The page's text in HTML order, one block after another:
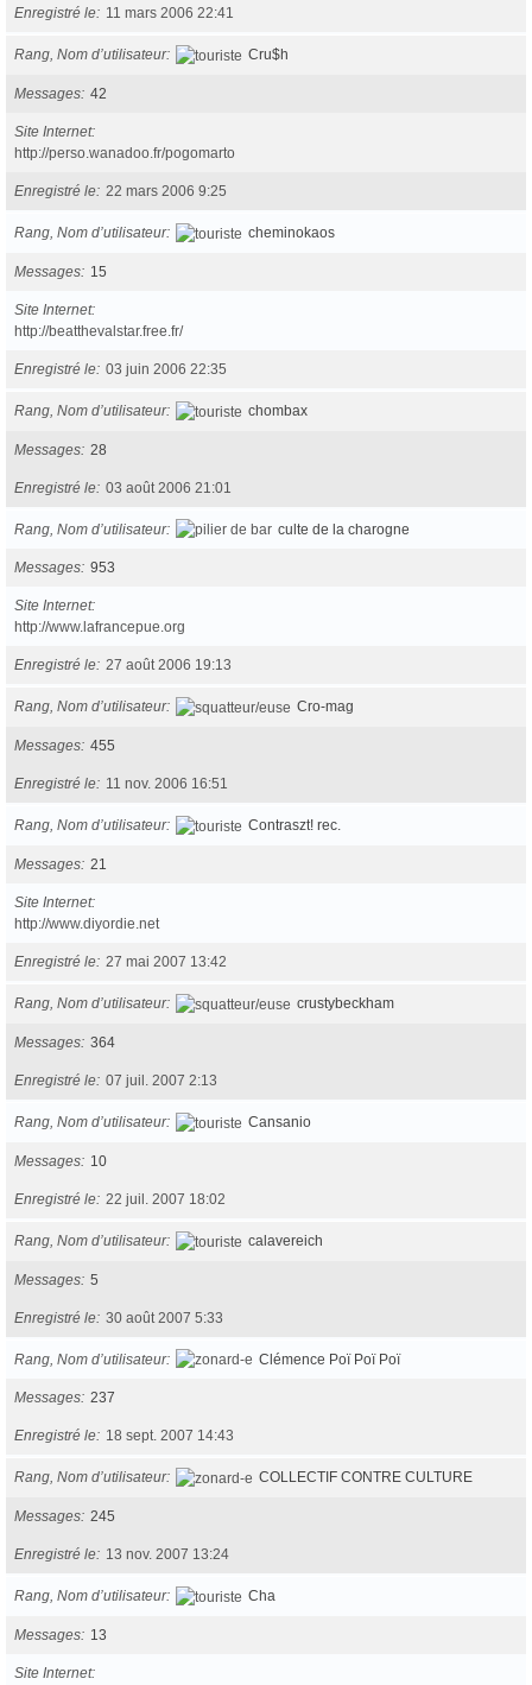
Enregistré le 11 mars 2006 22:41
Rang, Nom d’utilisateur Cru$h
Messages 42
Site Internet
http://perso.wanadoo.fr/pogomarto
Enregistré le 22 mars 2006 9:25
Rang, Nom d’utilisateur cheminokaos
Messages 15
Site Internet
http://beatthevalstar.free.fr/
Enregistré le 03 juin 2006 22:35
Rang, Nom d’utilisateur chombax
Messages 28
Enregistré le 03 août 2006 21:01
Rang, Nom d’utilisateur culte de la charogne
Messages 953
Site Internet
http://www.lafrancepue.org
Enregistré le 27 août 2006 19:13
Rang, Nom d’utilisateur Cro-mag
Messages 455
Enregistré le 11 nov. 2006 16:51
Rang, Nom d’utilisateur Contraszt! rec.
Messages 21
Site Internet
http://www.diyordie.net
Enregistré le 27 mai 2007 13:42
Rang, Nom d’utilisateur crustybeckham
Messages 364
Enregistré le 07 juil. 2007 2:13
Rang, Nom d’utilisateur Cansanio
Messages 10
Enregistré le 22 juil. 2007 18:02
Rang, Nom d’utilisateur calavereich
Messages 5
Enregistré le 30 août 2007 5:33
Rang, Nom d’utilisateur Clémence Poï Poï Poï
Messages 237
Enregistré le 18 sept. 2007 14:43
Rang, Nom d’utilisateur COLLECTIF CONTRE CULTURE
Messages 245
Enregistré le 13 nov. 2007 13:24
Rang, Nom d’utilisateur Cha
Messages 13
Site Internet